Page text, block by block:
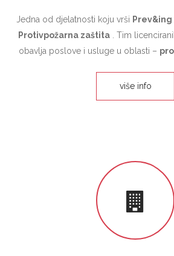
Jedna od djelatnosti koju vrši Prev&ing
Protivpožarna zaštita . Tim
obavlja poslove i usluge u oblasti –
više info